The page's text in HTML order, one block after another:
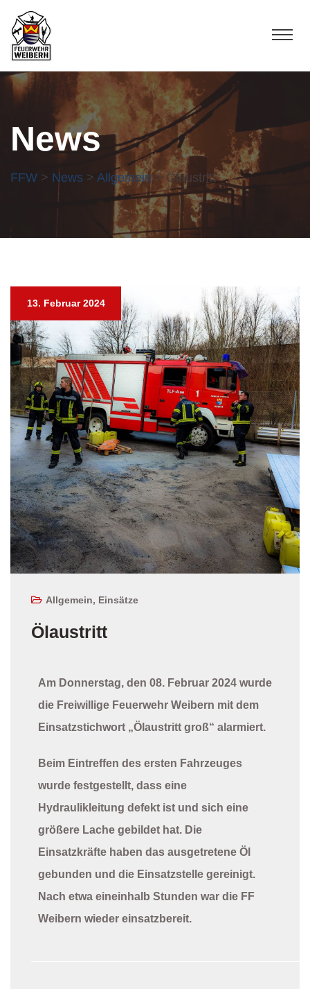
News
FFW > News > Allgemein> Ölaustritt
13. Februar 2024
Allgemein, Einsätze
Ölaustritt
Am Donnerstag, den 08. Februar 2024 wurde
die Freiwillige Feuerwehr Weibern mit dem
Einsatzstichwort „Ölaustritt groß“ alarmiert.
Beim Eintreffen des ersten Fahrzeuges
wurde festgestellt, dass eine
Hydraulikleitung defekt ist und sich eine
größere Lache gebildet hat. Die
Einsatzkräfte haben das ausgetretene Öl
gebunden und die Einsatzstelle gereinigt.
Nach etwa eineinhalb Stunden war die FF
Weibern wieder einsatzbereit.